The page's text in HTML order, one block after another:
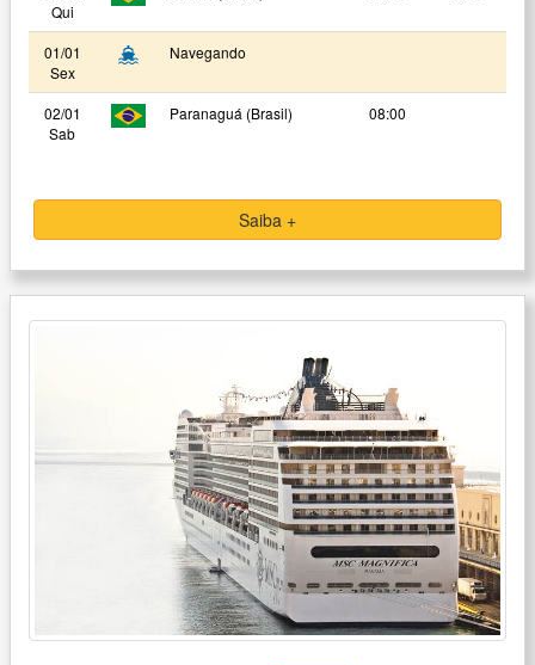
Qui
01/01
Sex
Navegando
02/01
Sab
Paranaguá (Brasil) 08:00
Saiba +